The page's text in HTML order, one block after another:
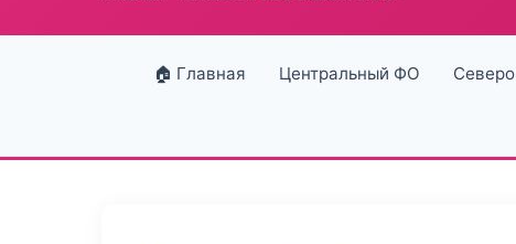
🏠 Главная Центральный ФО